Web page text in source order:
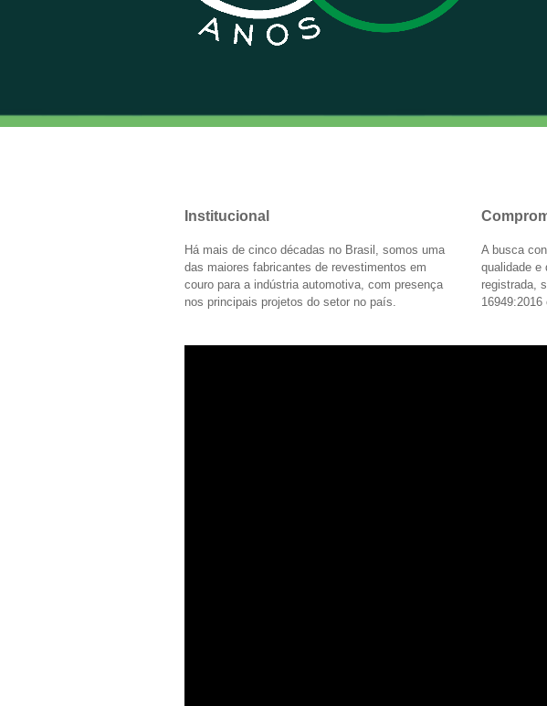
Institucional
Há mais de cinco décadas no Brasil, somos uma
das maiores fabricantes de revestimentos em
couro para a indústria automotiva, com presença
nos principais projetos do setor no país.
A busca
qualidade e
registrada,
16949:2016